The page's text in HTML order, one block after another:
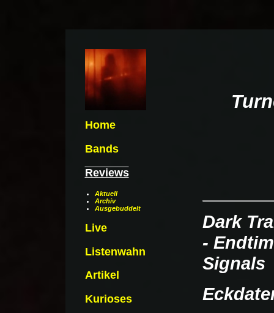
Home
Bands
Reviews
Aktuell
Archiv
Ausgebuddelt
Live
Listenwahn
Artikel
Kurioses
Dark
-
Signals